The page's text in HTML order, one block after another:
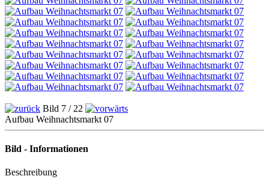
Bild 7 / 22
Aufbau Weihnachtsmarkt 07
Bild - Informationen
Beschreibung